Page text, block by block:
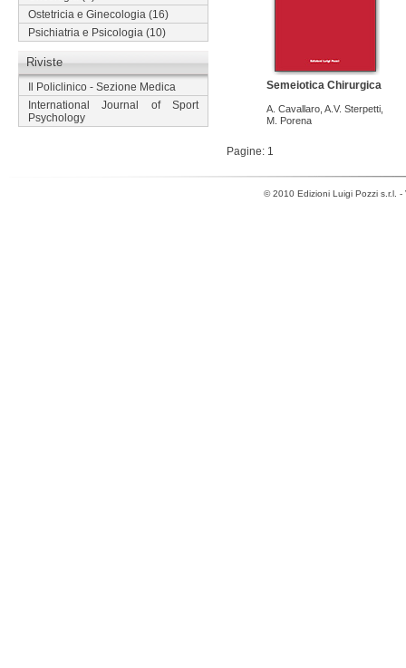
Ostetricia e Ginecologia (16)
Psichiatria e Psicologia (10)
Riviste
Il Policlinico - Sezione Medica
International Journal of Sport
Psychology
Semeiotica Chirurgica
A. Cavallaro, A.V. Sterpetti,
M. Porena
Pagine: 1
© 2010 Edizioni Luigi Pozzi s.r.l.